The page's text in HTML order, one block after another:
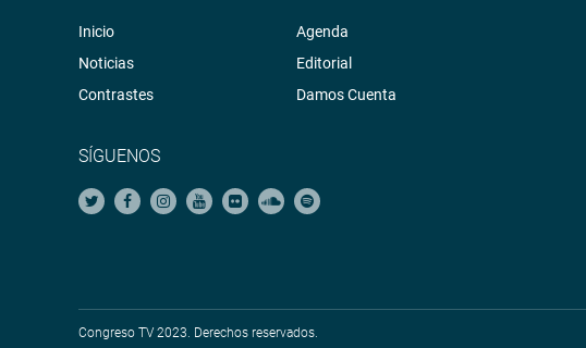
Inicio
Noticias
Contrastes
Agenda
Editorial
Damos Cuenta
SÍGUENOS
Congreso TV 2023. Derechos reservados.